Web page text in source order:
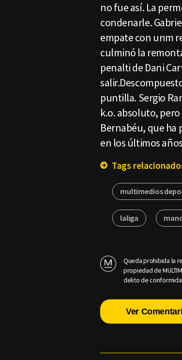
no fue así. La
condenarle.
empate con unm
culminó la
penalti de Dani
puntilla. Sergio
k.o. absoluto,
Bernabéu, que
en los últimos
Tags
multimedios
laliga
Queda prohibida la
propiedad de
delito de
Ver